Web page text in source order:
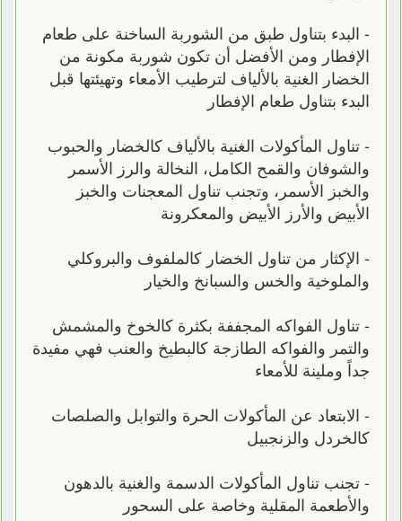
- البدء بتناول طبق من الشوربة الساخنة على طعام
الإفطار ومن الأفضل أن تكون شوربة مكونة من
الخضار الغنية بالألياف لترطيب الأمعاء وتهيئتها قبل
البدء بتناول طعام الإفطار
- تناول المأكولات الغنية بالألياف كالخضار والحبوب
والشوفان والقمح الكامل، النخالة والرز الأسمر
والخبز الأسمر، وتجنب تناول المعجنات والخبز
الأبيض والأرز الأبيض والمعكرونة
- الإكثار من تناول الخضار كالملفوف والبروكلي
والملوخية والخس والسبانخ والخيار
- تناول الفواكه المجففة بكثرة كالخوخ والمشمش
والتمر والفواكه الطازجة كالبطيخ والعنب فهي مفيدة
جداً وملينة للأمعاء
- الابتعاد عن المأكولات الحرة والتوابل والصلصات
كالخردل والزنجبيل
- تجنب تناول المأكولات الدسمة والغنية بالدهون
والأطعمة المقلية وخاصة على السحور